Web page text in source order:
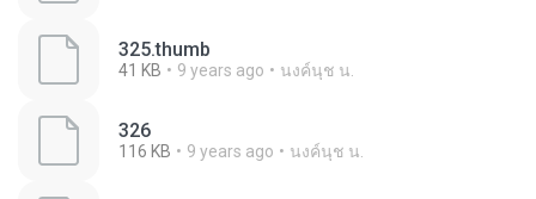
325.thumb
41 KB 9 years ago นงค์นุช น.
326
116 KB 9 years ago นงค์นุช น.